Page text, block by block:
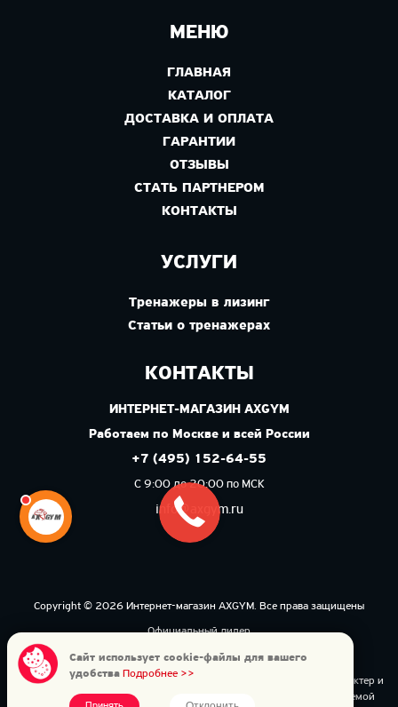
МЕНЮ
ГЛАВНАЯ
КАТАЛОГ
ДОСТАВКА И ОПЛАТА
ГАРАНТИИ
ОТЗЫВЫ
СТАТЬ ПАРТНЕРОМ
КОНТАКТЫ
УСЛУГИ
Тренажеры в лизинг
Статьи о тренажерах
КОНТАКТЫ
ИНТЕРНЕТ-МАГАЗИН AXGYM
Работаем по Москве и всей России
+7 (495) 152-64-55
С 9:00 до 20:00 по МСК
info@axgym.ru
Copyright © 2026 Интернет-магазин AXGYM. Все права защищены
Официальный дилер
Политика конфиденциальности
Данный интернет-сайт носит исключительно информационный характер и
ни при каких условиях не является публичной офертой, определяемой
Сайт использует cookie-файлы для вашего
удобства Подробнее >>